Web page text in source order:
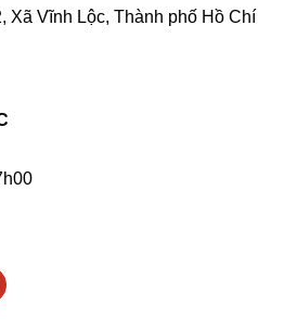
Xã Vĩnh Lộc, Thành phố Hồ Chí